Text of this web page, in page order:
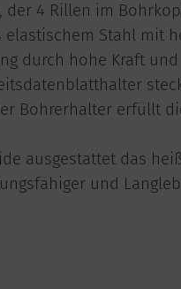
4 Rillen im
Stahl mit
durch hohe Kraft und
Bohrerhalter erfüllt
ausgestattet das
und